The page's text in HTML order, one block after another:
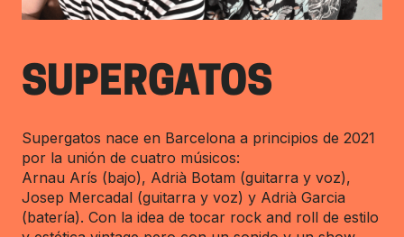
SUPERGATOS
Supergatos nace en Barcelona a principios de 2021
por la unión de cuatro músicos:
Arnau Arís (bajo), Adrià Botam (guitarra y voz),
Josep Mercadal (guitarra y voz) y Adrià Garcia
(batería). Con la idea de tocar rock and roll de estilo